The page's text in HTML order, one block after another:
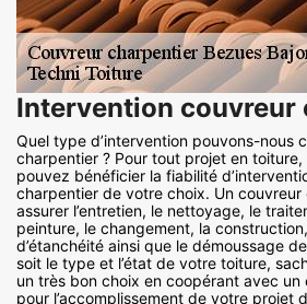
Intervention couvreur
Quel type d’intervention pouvons-nous
charpentier ? Pour tout projet en
pouvez bénéficier la fiabilité
charpentier de votre choix. Un
assurer l’entretien, le nettoyage, le
peinture, le changement, la
d’étanchéité ainsi que le démoussage
soit le type et l’état de votre toiture,
un très bon choix en coopérant avec
pour l’accomplissement de votre projet